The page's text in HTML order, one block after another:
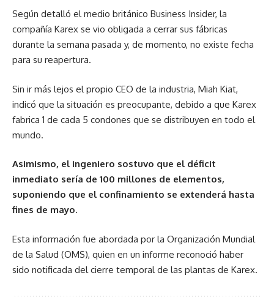
Según detalló el medio británico Business Insider, la
compañía Karex se vio obligada a cerrar sus fábricas
durante la semana pasada y, de momento, no existe fecha
para su reapertura.
Sin ir más lejos el propio CEO de la industria, Miah Kiat,
indicó que la situación es preocupante, debido a que Karex
fabrica 1 de cada 5 condones que se distribuyen en todo el
mundo.
Asimismo, el ingeniero sostuvo que el déficit
inmediato sería de 100 millones de elementos,
suponiendo que el confinamiento se extenderá hasta
fines de mayo.
Esta información fue abordada por la Organización Mundial
de la Salud (OMS), quien en un informe reconoció haber
sido notificada del cierre temporal de las plantas de Karex.